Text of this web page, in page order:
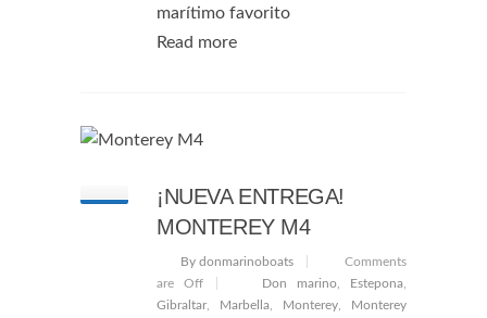
marítimo favorito
Read more
¡NUEVA ENTREGA!
MONTEREY M4
By donmarinoboats
Comments
are Off
Don marino, Estepona
Gibraltar
Marbella Monterey
Monterey